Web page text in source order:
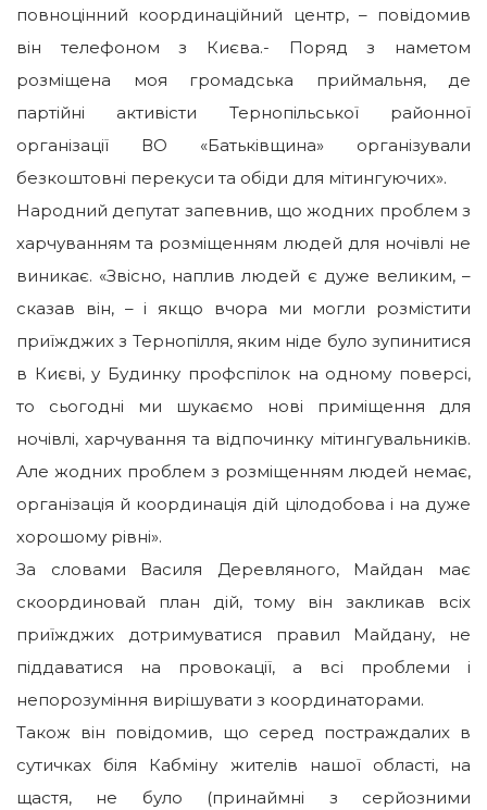
повноцінний координаційний центр, – повідомив
він телефоном з Києва.- Поряд з наметом
розміщена моя громадська приймальня, де
партійні активісти Тернопільської районної
організації ВО «Батьківщина» організували
безкоштовні перекуси та обіди для мітингуючих».
Народний депутат запевнив, що жодних проблем з
харчуванням та розміщенням людей для ночівлі не
виникає. «Звісно, наплив людей є дуже великим, –
сказав він, – і якщо вчора ми могли розмістити
приїжджих з Тернопілля, яким ніде було зупинитися
в Києві, у Будинку профспілок на одному поверсі,
то сьогодні ми шукаємо нові приміщення для
ночівлі, харчування та відпочинку мітингувальників.
Але жодних проблем з розміщенням людей немає,
організація й координація дій цілодобова і на дуже
хорошому рівні».
За словами Василя Деревляного, Майдан має
скоординовай план дій, тому він закликав всіх
приїжджих дотримуватися правил Майдану, не
піддаватися на провокації, а всі проблеми і
непорозуміння вирішувати з координаторами.
Також він повідомив, що серед постраждалих в
сутичках біля Кабміну жителів нашої області, на
щастя, не було (принаймні з серйозними